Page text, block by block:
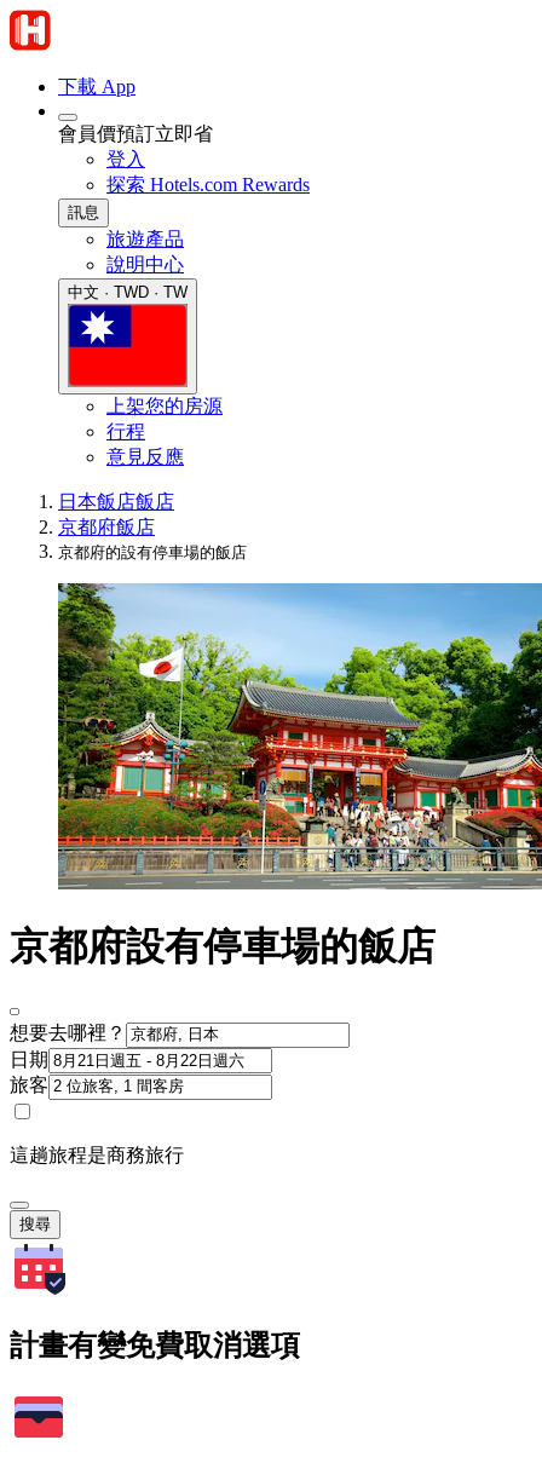
下載 App
會員價預訂立即省
登入
探索 Hotels.com Rewards
訊息
旅遊產品
說明中心
中文 · TWD · TW
上架您的房源
行程
意見反應
日本飯店飯店
京都府飯店
京都府的設有停車場的飯店
京都府設有停車場的飯店
想要去哪裡？
日期
旅客
這趟旅程是商務旅行
搜尋
計畫有變免費取消選項